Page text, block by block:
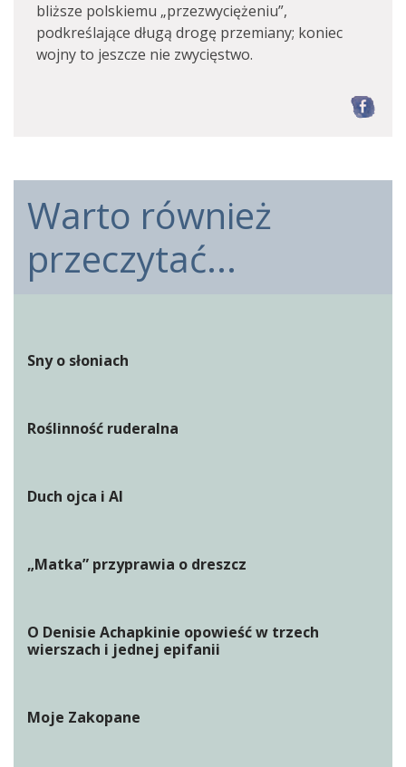
bliższe polskiemu „przezwyciężeniu”,
podkreślające długą drogę przemiany; koniec
wojny to jeszcze nie zwycięstwo.
Warto również
przeczytać...
Sny o słoniach
Roślinność ruderalna
Duch ojca i AI
„Matka” przyprawia o dreszcz
O Denisie Achapkinie opowieść w trzech
wierszach i jednej epifanii
Moje Zakopane